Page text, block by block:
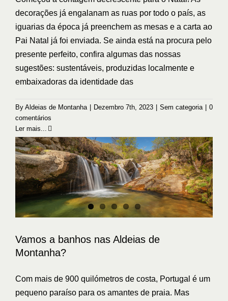
decorações já engalanam as ruas por todo o país, as
iguarias da época já preenchem as mesas e a carta ao
Pai Natal já foi enviada. Se ainda está na procura pelo
presente perfeito, confira algumas das nossas
sugestões: sustentáveis, produzidas localmente e
embaixadoras da identidade das
By Aldeias de Montanha Dezembro 7th, 2023 Sem categoria
0
comentários
Ler mais...
Montanha?
Vamos a banhos nas Aldeias de
Montanha?
Com mais de 900 quilómetros de costa, Portugal é um
pequeno paraíso para os amantes de praia. Mas